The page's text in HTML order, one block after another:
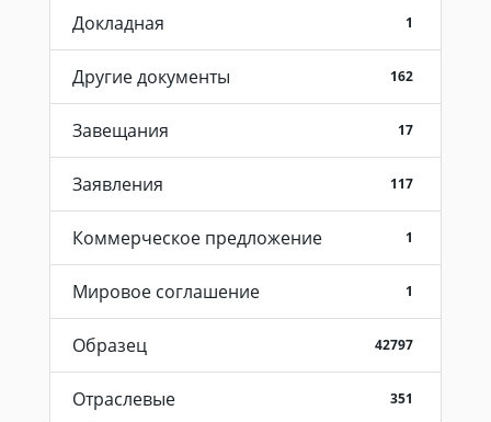
Докладная 1
Другие документы 162
Завещания 17
Заявления 117
Коммерческое предложение 1
Мировое соглашение 1
Образец 42797
Отраслевые 351